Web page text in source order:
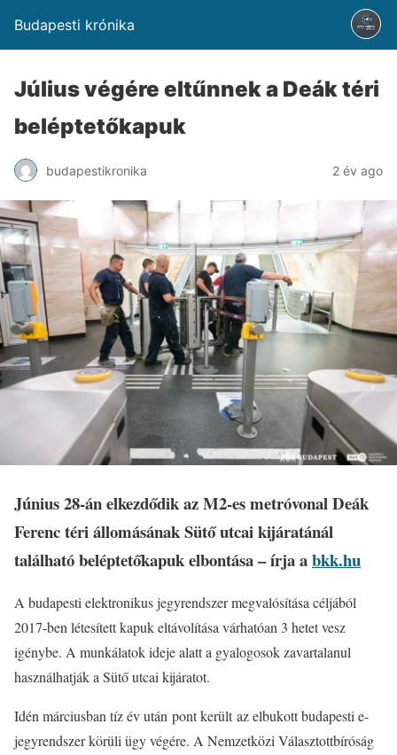
Budapesti krónika
Július végére eltűnnek a Deák téri
beléptetőkapuk
budapestikronika 2 év ago
Június 28-án elkezdődik az M2-es metróvonal Deák
Ferenc téri állomásának Sütő utcai kijáratánál
található beléptetőkapuk elbontása – írja abkk.hu
A budapesti elektronikus jegyrendszer megvalósítása céljából
2017-ben létesített kapuk eltávolítása várhatóan 3 hetet vesz
igénybe. A munkálatok ideje alatt a gyalogosok zavartalanul
használhatják a Sütő utcai kijáratot.
Idén márciusban tíz év után pont került az elbukott budapesti e-
jegyrendszer körüli ügy végére. A Nemzetközi Választottbíróság